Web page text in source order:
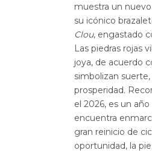
muestra un
su icónico
Clou, engastado
Las piedras rojas
joya, de acuerdo
simbolizan
prosperidad.
el 2026, es un
encuentra
gran reinicio de
oportunidad, la